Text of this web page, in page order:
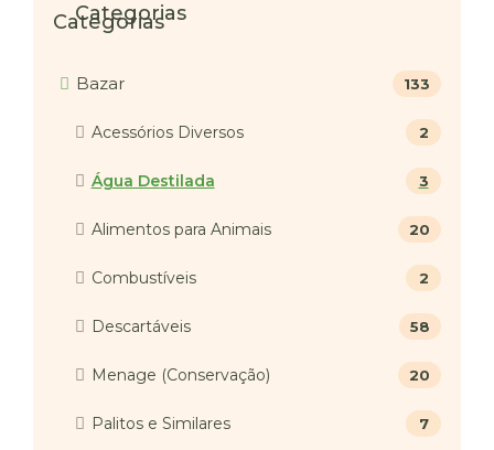
Categorias
Bazar 133
Acessórios Diversos 2
Água Destilada 3
Alimentos para Animais 20
Combustíveis 2
Descartáveis 58
Menage (Conservação) 20
Palitos e Similares 7